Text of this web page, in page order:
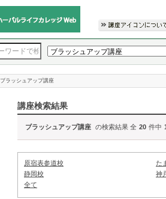
ブラッシュアップ講座
講座検索結果
ブラッシュアップ講座 の検索結果 全 20 件中
原宿表参道校
た
静岡校
神
全て